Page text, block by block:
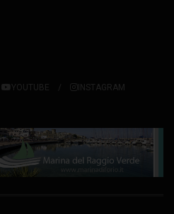
YOUTUBE INSTAGRAM